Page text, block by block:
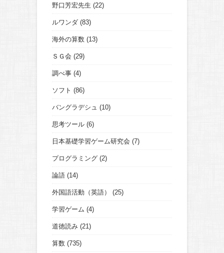
野口芳宏先生 (22)
ルワンダ (83)
海外の算数 (13)
ＳＧ会 (29)
調べ事 (4)
ソフト (86)
バングラデシュ (10)
思考ツール (6)
日本基礎学習ゲーム研究会 (7)
プログラミング (2)
論語 (14)
外国語活動（英語） (25)
学習ゲーム (4)
道徳読み (21)
算数 (735)